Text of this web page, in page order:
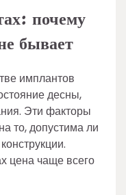
почему
бывает
имплантов
десны,
Эти факторы
то, допустима ли
цена чаще всего